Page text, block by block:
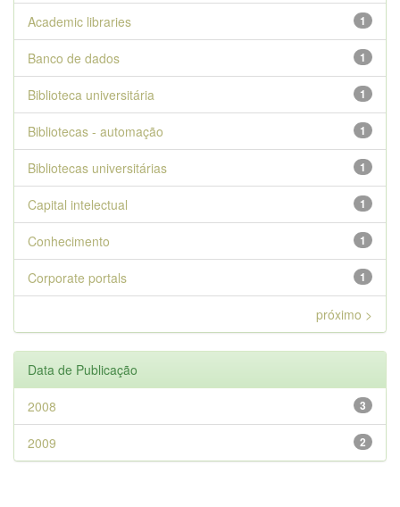
1
Academic libraries
1
Banco de dados
1
Biblioteca universitária
1
Bibliotecas - automação
1
Bibliotecas universitárias
1
Capital intelectual
1
Conhecimento
1
Corporate portals
próximo >
Data de Publicação
3
2008
2
2009